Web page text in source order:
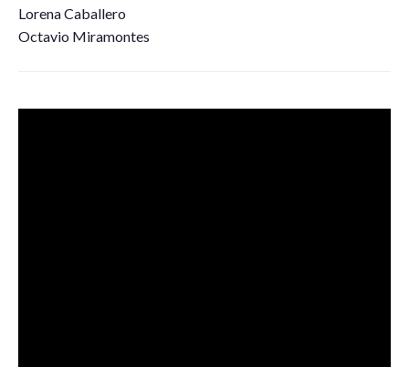
Lorena Caballero
Octavio Miramontes